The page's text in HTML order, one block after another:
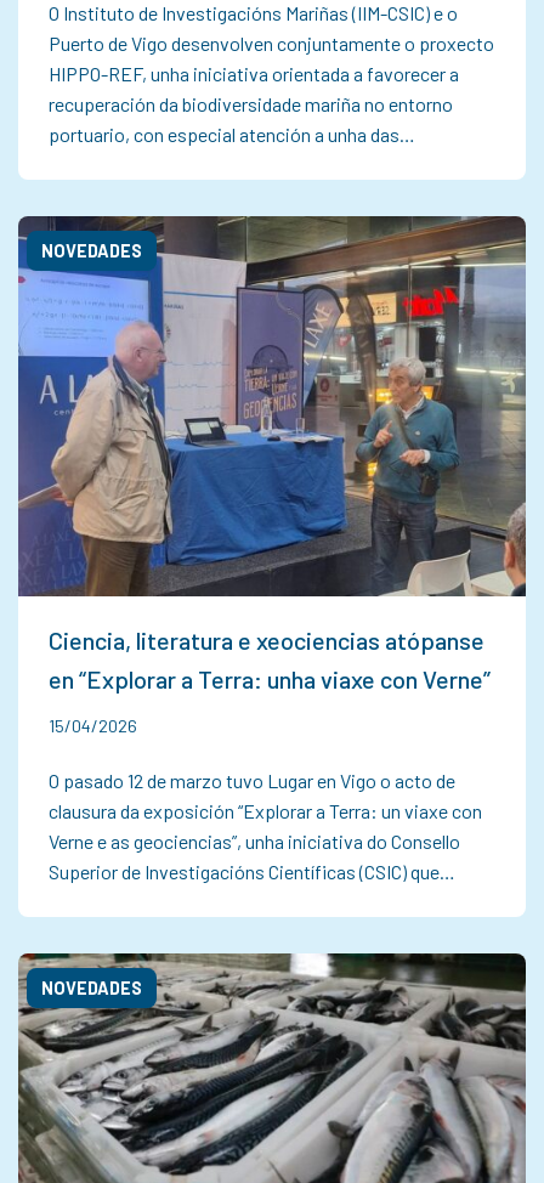
O Instituto de Investigacións Mariñas (IIM-CSIC) e o
Puerto de Vigo desenvolven conjuntamente o proxecto
HIPPO-REF, unha iniciativa orientada a favorecer a
recuperación da biodiversidade mariña no entorno
portuario, con especial atención a unha das…
Ciencia, literatura e xeociencias atópanse
en “Explorar a Terra: unha viaxe con Verne”
NOVEDADES
15/04/2026
O pasado 12 de marzo tuvo Lugar en Vigo o acto de
clausura da exposición “Explorar a Terra: un viaxe con
Verne e as geociencias”, unha iniciativa do Consello
Superior de Investigacións Científicas (CSIC) que…
NOVEDADES